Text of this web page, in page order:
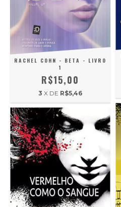
RACHEL COHN - BETA - LIVRO
1
R$15,00
3 X DE R$5,46